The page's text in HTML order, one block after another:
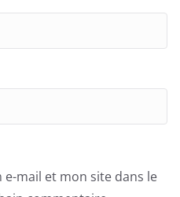
mail et mon site dans le